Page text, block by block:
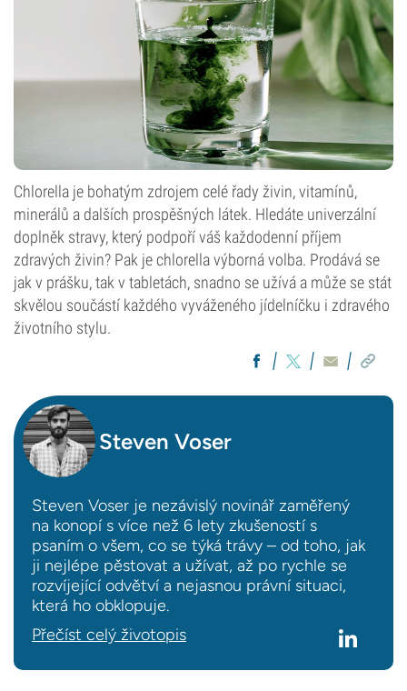
Chlorella je bohatým zdrojem celé řady živin, vitamínů,
minerálů a dalších prospěšných látek. Hledáte univerzální
doplněk stravy, který podpoří váš každodenní příjem
zdravých živin? Pak je chlorella výborná volba. Prodává se
jak v prášku, tak v tabletách, snadno se užívá a může se stát
skvělou součástí každého vyváženého jídelníčku i zdravého
životního stylu.
Steven Voser
Steven Voser je nezávislý novinář zaměřený
na konopí s více než 6 lety zkušeností s
psaním o všem, co se týká trávy – od toho, jak
ji nejlépe pěstovat a užívat, až po rychle se
rozvíjející odvětví a nejasnou právní situaci,
která ho obklopuje.
Přečíst celý životopis